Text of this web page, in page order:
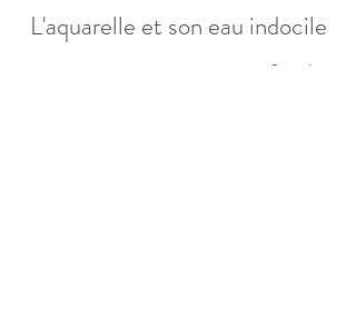
L'aquarelle et son eau indocile
rencontre ma nature profonde.